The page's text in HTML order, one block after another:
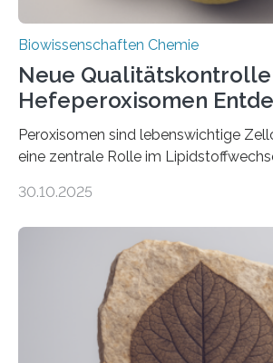
Biowissenschaften Chemie
Neue
Hefeperoxisomen
Peroxisomen sind lebenswichtige
eine zentrale Rolle im
erfüllen können, müssen zahlreiche
der Ruhr-Universität Bochum um Prof.
und Dr. Ismaila Francis Yusuf hat nun
unbekannten
peroxisomalen Proteintransports in
Saccharomyces cerevisiae entdeckt,
Funktionsfähigkeit der Organellen
30.10.2025